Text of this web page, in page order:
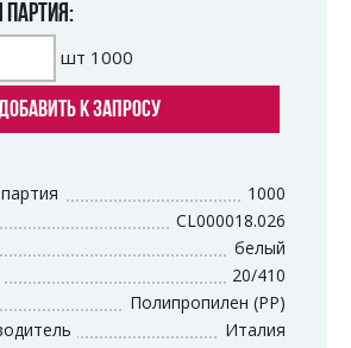
шт 1000
К ЗАПРОСУ
1000
CL000018.026
белый
20/410
Полипропилен (PP)
Италия